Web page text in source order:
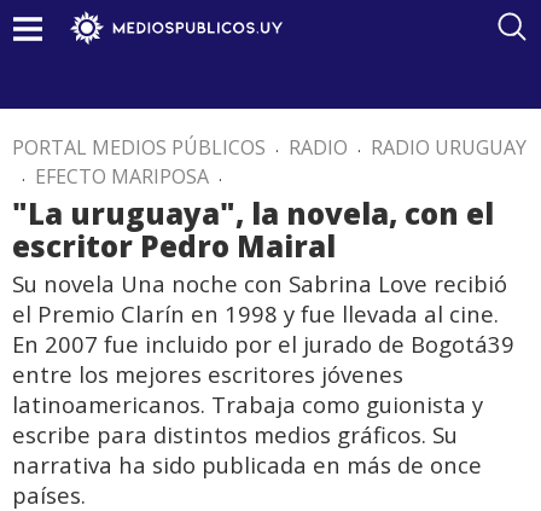
PORTAL MEDIOS PÚBLICOS . RADIO . RADIO URUGUAY
. EFECTO MARIPOSA .
"La uruguaya", la novela, con el
escritor Pedro Mairal
Su novela Una noche con Sabrina Love recibió
el Premio Clarín en 1998 y fue llevada al cine.
En 2007 fue incluido por el jurado de Bogotá39
entre los mejores escritores jóvenes
latinoamericanos. Trabaja como guionista y
escribe para distintos medios gráficos. Su
narrativa ha sido publicada en más de once
países.